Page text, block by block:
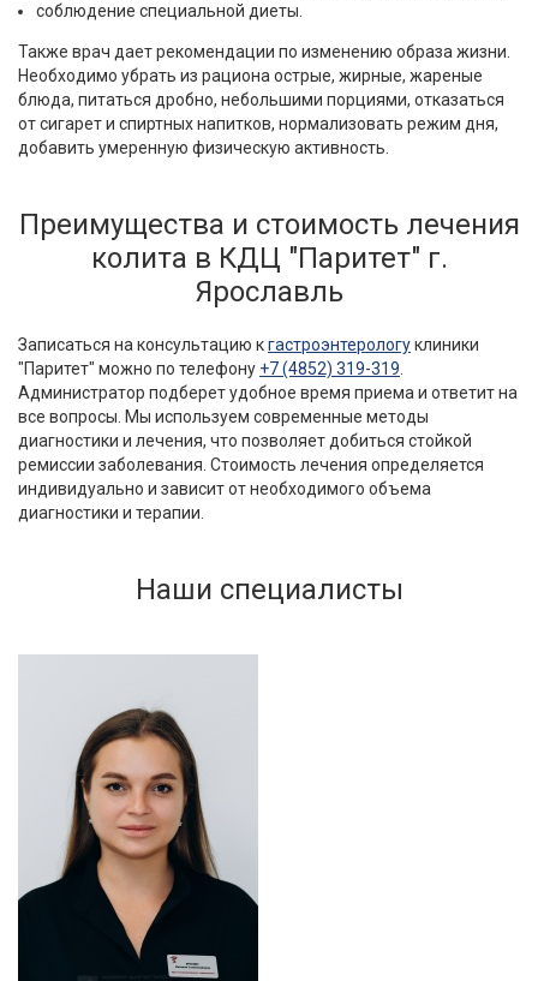
соблюдение специальной диеты.
Также врач дает рекомендации по изменению образа жизни.
Необходимо убрать из рациона острые, жирные, жареные
блюда, питаться дробно, небольшими порциями, отказаться
от сигарет и спиртных напитков, нормализовать режим дня,
добавить умеренную физическую активность.
Преимущества и стоимость лечения
колита в КДЦ "Паритет" г.
Ярославль
Записаться на консультацию кгастроэнтерологуклиники
"Паритет" можно по телефону +7 (4852) 319-319
Администратор подберет удобное время приема и ответит на
все вопросы. Мы используем современные методы
диагностики и лечения, что позволяет добиться стойкой
ремиссии заболевания. Стоимость лечения определяется
индивидуально и зависит от необходимого объема
диагностики и терапии.
Наши специалисты